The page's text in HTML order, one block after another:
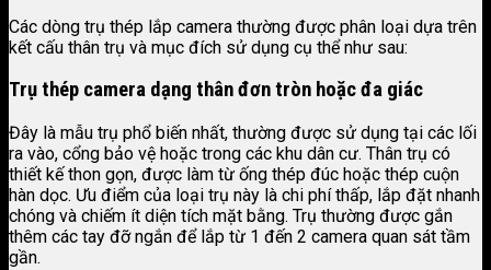
Các dòng trụ thép lắp camera thường được phân loại dựa trên
kết cấu thân trụ và mục đích sử dụng cụ thể như sau:
Trụ thép camera dạng thân đơn tròn hoặc đa giác
Đây là mẫu trụ phổ biến nhất, thường được sử dụng tại các lối
ra vào, cổng bảo vệ hoặc trong các khu dân cư. Thân trụ có
thiết kế thon gọn, được làm từ ống thép đúc hoặc thép cuộn
hàn dọc. Ưu điểm của loại trụ này là chi phí thấp, lắp đặt nhanh
chóng và chiếm ít diện tích mặt bằng. Trụ thường được gắn
thêm các tay đỡ ngắn để lắp từ 1 đến 2 camera quan sát tầm
gần.